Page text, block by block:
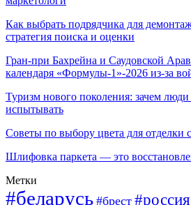
Как выбрать подрядчика для
стратегия поиска и оценки
Гран-при Бахрейна и Саудовской
календаря «Формулы-1»-2026 из-за
Туризм нового поколения: зачем люди
испытывать
Советы по выбору цвета для отделки
Шлифовка паркета — это
Метки
#беларусь #брест #россия